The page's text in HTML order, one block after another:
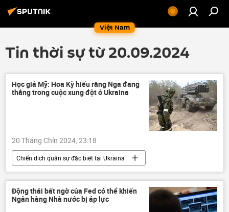
Việt Nam
Tin thời sự từ 20.09.2024
Học giả Mỹ: Hoa Kỳ hiểu rằng Nga đang
thắng trong cuộc xung đột ở Ukraina
20 Tháng Chín 2024, 23:18
Chiến dịch quân sự đặc biệt tại Ukraina
Cuộc khủng hoảng ở Ukraina
Ukraina
NATO
Nga
Thế giới
Quân đội Nga
xung đột quân sự
Động thái bất ngờ của Fed có thể khiến
Ngân hàng Nhà nước bị áp lực